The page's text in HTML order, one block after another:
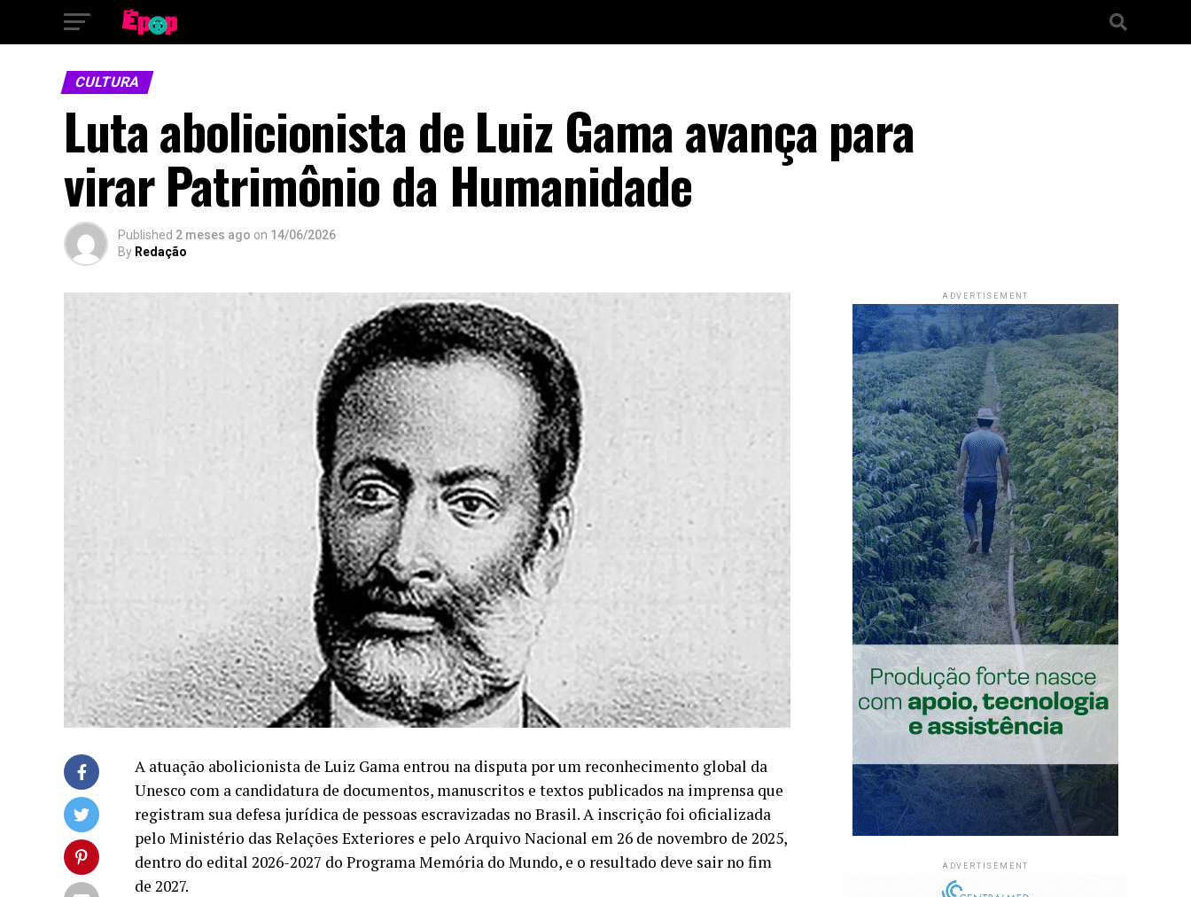
CULTURA
Luta abolicionista de Luiz Gama avança para
virar Patrimônio da Humanidade
Published 2 meses ago on 14/06/2026
By Redação
A atuação abolicionista de Luiz Gama entrou na disputa por um reconhecimento global da
Unesco com a candidatura de documentos, manuscritos e textos publicados na imprensa que
registram sua defesa jurídica de pessoas escravizadas no Brasil. A inscrição foi oficializada
pelo Ministério das Relações Exteriores e pelo Arquivo Nacional em 26 de novembro de 2025,
dentro do edital 2026-2027 do Programa Memória do Mundo, e o resultado deve sair no fim
de 2027.
ADVERTISEMENT
ADVERTISEMENT